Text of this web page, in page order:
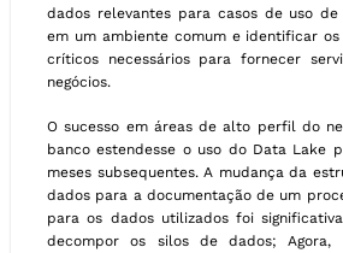
dados relevantes para casos de uso de
em um ambiente comum e identificar
críticos necessários para fornecer
negócios.
O sucesso em áreas de alto perfil do
banco estendesse o uso do Data Lake
meses subsequentes. A mudança da
dados para a documentação de um
para os dados utilizados foi
decompor os silos de dados; Agora,